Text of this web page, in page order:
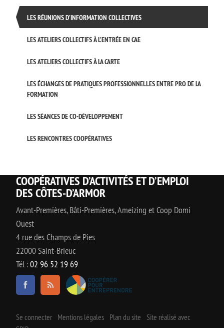
LES RÉUNIONS D’INFORMATION COLLECTIVES
LES ATELIERS COLLECTIFS À L’ENTRÉE EN CAE
LES ATELIERS COLLECTIFS À LA CARTE
LES ÉCHANGES DE PRATIQUES PROFESSIONNELLES ENTRE PRO DE LA
FORMATION
LES SÉANCES DE CO-DÉVELOPPEMENT
LES RENCONTRES COOPÉRATIVES
COOPÉRATIVES D’ACTIVITÉS ET D’EMPLOI
DES CÔTES-D’ARMOR
Avant-Premières, Bâti-Premières, Ameizing et Coop Domi
Ouest
4 rue des Champs de Pies
22000 Saint-Brieuc
Tél :02 96 52 19 69
Se connecter Mentions légales Plan du site
Site réalisé avec